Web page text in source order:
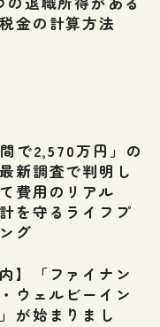
金の計算方法
間で2,570万円」の
新調査で判明し
費用のリアル
を守るライフプ
グ
内】「ファイナン
ウェルビーイン
が始まりまし